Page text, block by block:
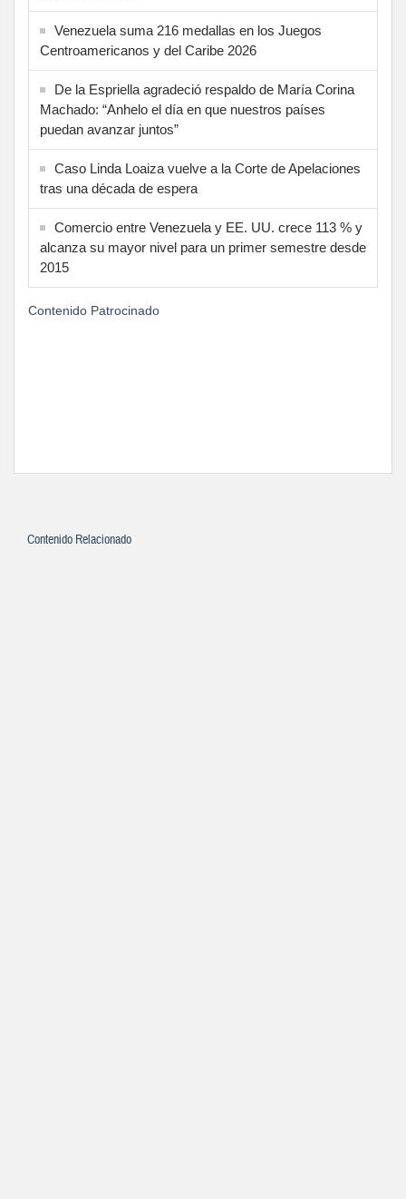
Venezuela suma 216 medallas en los Juegos
Centroamericanos y del Caribe 2026
De la Espriella agradeció respaldo de María Corina
Machado: “Anhelo el día en que nuestros países
puedan avanzar juntos”
Caso Linda Loaiza vuelve a la Corte de Apelaciones
tras una década de espera
Comercio entre Venezuela y EE. UU. crece 113 % y
alcanza su mayor nivel para un primer semestre desde
2015
Contenido Patrocinado
Contenido Relacionado